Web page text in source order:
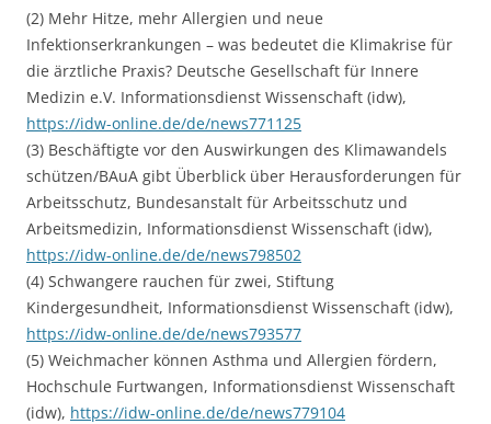
(2) Mehr Hitze, mehr Allergien und neue
Infektionserkrankungen – was bedeutet die Klimakrise für
die ärztliche Praxis? Deutsche Gesellschaft für Innere
Medizin e.V. Informationsdienst Wissenschaft (idw),
https://idw-online.de/de/news771125
(3) Beschäftigte vor den Auswirkungen des Klimawandels
schützen/BAuA gibt Überblick über Herausforderungen für
Arbeitsschutz, Bundesanstalt für Arbeitsschutz und
Arbeitsmedizin, Informationsdienst Wissenschaft (idw),
https://idw-online.de/de/news798502
(4) Schwangere rauchen für zwei, Stiftung
Kindergesundheit, Informationsdienst Wissenschaft (idw),
https://idw-online.de/de/news793577
(5) Weichmacher können Asthma und Allergien fördern,
Hochschule Furtwangen, Informationsdienst Wissenschaft
(idw), https://idw-online.de/de/news779104